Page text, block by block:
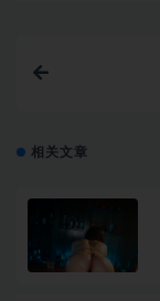
相关文章